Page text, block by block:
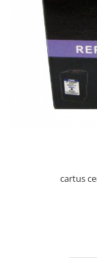
cartus